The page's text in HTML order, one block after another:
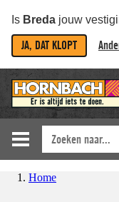
Is Breda jouw
JA, DAT KLOPT
Home